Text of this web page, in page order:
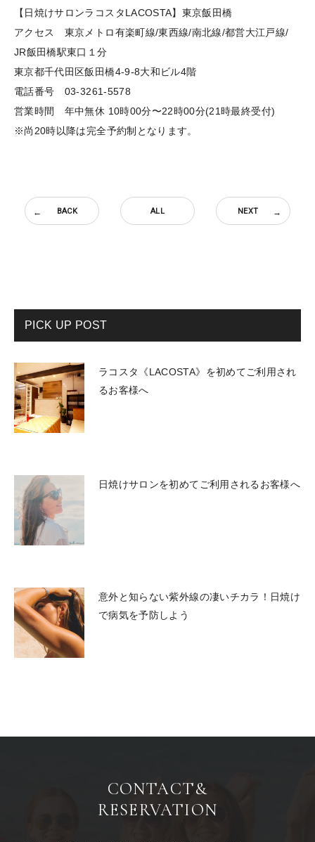
【日焼けサロンラコスタLACOSTA】東京飯田橋
アクセス 東京メトロ有楽町線/東西線/南北線/都営大江戸線/
JR飯田橋駅東口１分
東京都千代田区飯田橋4-9-8大和ビル4階
電話番号 03-3261-5578
営業時間 年中無休 10時00分〜22時00分(21時最終受付)
※尚20時以降は完全予約制となります。
BACK ALL NEXT
PICK UP POST
ラコスタ《LACOSTA》を初めてご利用され
るお客様へ
日焼けサロンを初めてご利用されるお客様へ
意外と知らない紫外線の凄いチカラ！日焼け
で病気を予防しよう
CONTACT&
RESERVATION